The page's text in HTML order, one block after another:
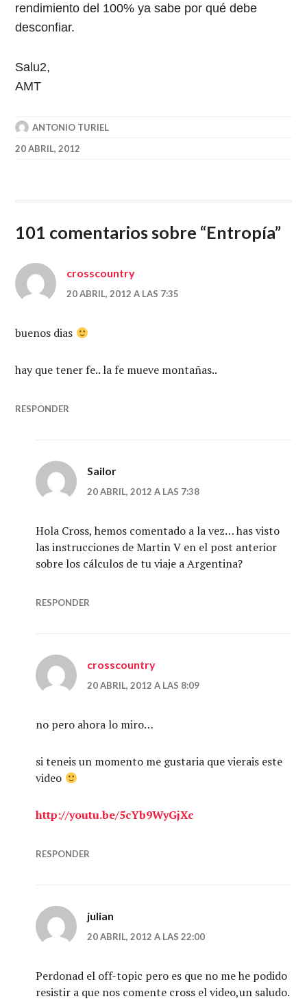
rendimiento del 100% ya sabe por qué debe
desconfiar.
Salu2,
AMT
ANTONIO TURIEL
20 ABRIL, 2012
101 comentarios sobre “Entropía”
crosscountry
20 ABRIL, 2012 A LAS 7:35
buenos dias
hay que tener fe.. la fe mueve montañas..
RESPONDER
Sailor
20 ABRIL, 2012 A LAS 7:38
Hola Cross, hemos comentado a la vez… has visto
las instrucciones de Martin V en el post anterior
sobre los cálculos de tu viaje a Argentina?
RESPONDER
crosscountry
20 ABRIL, 2012 A LAS 8:09
no pero ahora lo miro…
si teneis un momento me gustaria que vierais este
video
http://youtu.be/5cYb9WyGjXc
RESPONDER
julian
20 ABRIL, 2012 A LAS 22:00
Perdonad el off-topic pero es que no me he podido
resistir a que nos comente cross el video,un saludo.